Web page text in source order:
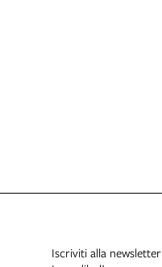
Iscriviti alla